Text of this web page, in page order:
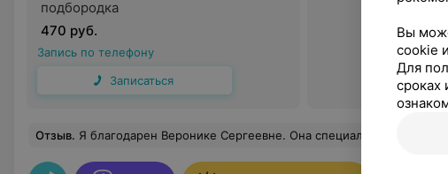
подбородка
470 руб.
Запись по телефону
Записаться
Все
Отзыв. Я благодарен Веронике Сергеевне. Она специалист! Мне очень повезло, что она стала моим врачом. Большое спасибо за все. Спасибо доктор. Спасибо за отличное
Вы
cookie
Для
сроках